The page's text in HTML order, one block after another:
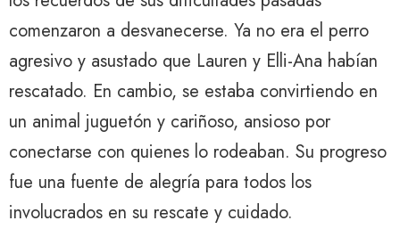
comenzaron a desvanecerse. Ya no era el perro
agresivo y asustado que Lauren y Elli-Ana habían
rescatado. En cambio, se estaba convirtiendo en
un animal juguetón y cariñoso, ansioso por
conectarse con quienes lo rodeaban. Su progreso
fue una fuente de alegría para todos los
involucrados en su rescate y cuidado.